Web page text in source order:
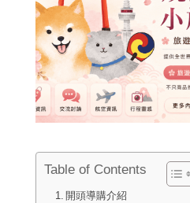
Table of Contents
開頭導購介紹